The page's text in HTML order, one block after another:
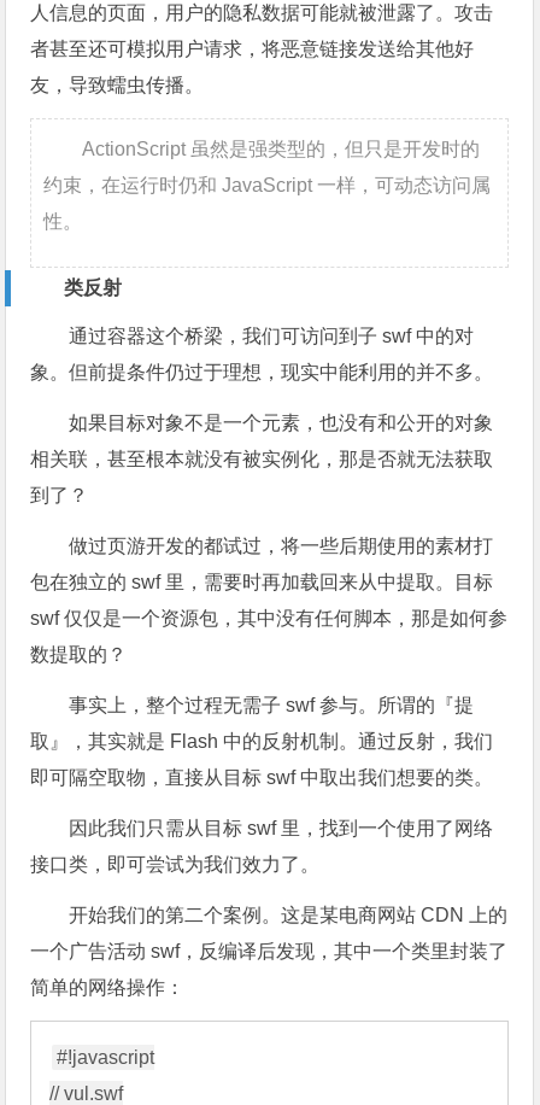
人信息的页面，用户的隐私数据可能就被泄露了。攻击
者甚至还可模拟用户请求，将恶意链接发送给其他好
友，导致蠕虫传播。
ActionScript 虽然是强类型的，但只是开发时的
约束，在运行时仍和 JavaScript 一样，可动态访问属
性。
类反射
通过容器这个桥梁，我们可访问到子 swf 中的对
象。但前提条件仍过于理想，现实中能利用的并不多。
如果目标对象不是一个元素，也没有和公开的对象
相关联，甚至根本就没有被实例化，那是否就无法获取
到了？
做过页游开发的都试过，将一些后期使用的素材打
包在独立的 swf 里，需要时再加载回来从中提取。目标
swf 仅仅是一个资源包，其中没有任何脚本，那是如何参
数提取的？
事实上，整个过程无需子 swf 参与。所谓的『提
取』，其实就是 Flash 中的反射机制。通过反射，我们
即可隔空取物，直接从目标 swf 中取出我们想要的类。
因此我们只需从目标 swf 里，找到一个使用了网络
接口类，即可尝试为我们效力了。
开始我们的第二个案例。这是某电商网站 CDN 上的
一个广告活动 swf，反编译后发现，其中一个类里封装了
简单的网络操作：
#!javascript
// vul.swf